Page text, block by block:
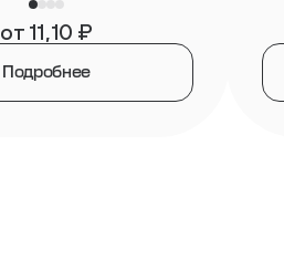
от 11,10 ₽
Подробнее